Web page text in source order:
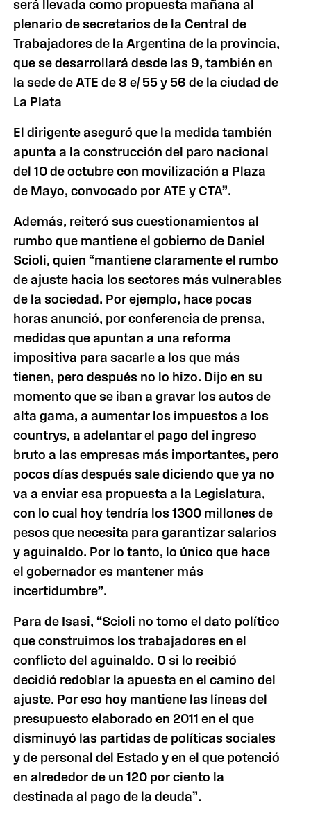
será llevada como propuesta mañana al
plenario de secretarios de la Central de
Trabajadores de la Argentina de la provincia,
que se desarrollará desde las 9, también en
la sede de ATE de 8 e/ 55 y 56 de la ciudad de
La Plata
El dirigente aseguró que la medida también
apunta a la construcción del paro nacional
del 10 de octubre con movilización a Plaza
de Mayo, convocado por ATE y CTA”.
Además, reiteró sus cuestionamientos al
rumbo que mantiene el gobierno de Daniel
Scioli, quien “mantiene claramente el rumbo
de ajuste hacia los sectores más vulnerables
de la sociedad. Por ejemplo, hace pocas
horas anunció, por conferencia de prensa,
medidas que apuntan a una reforma
impositiva para sacarle a los que más
tienen, pero después no lo hizo. Dijo en su
momento que se iban a gravar los autos de
alta gama, a aumentar los impuestos a los
countrys, a adelantar el pago del ingreso
bruto a las empresas más importantes, pero
pocos días después sale diciendo que ya no
va a enviar esa propuesta a la Legislatura,
con lo cual hoy tendría los 1300 millones de
pesos que necesita para garantizar salarios
y aguinaldo. Por lo tanto, lo único que hace
el gobernador es mantener más
incertidumbre”.
Para de Isasi, “Scioli no tomo el dato político
que construimos los trabajadores en el
conflicto del aguinaldo. O si lo recibió
decidió redoblar la apuesta en el camino del
ajuste. Por eso hoy mantiene las líneas del
presupuesto elaborado en 2011 en el que
disminuyó las partidas de políticas sociales
y de personal del Estado y en el que potenció
en alrededor de un 120 por ciento la
destinada al pago de la deuda”.